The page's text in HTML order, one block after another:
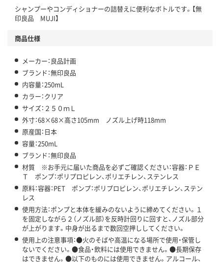
シャンプーやコンディショナーの詰替えに便利なボトルです。【無
印良品 MUJI】
商品仕様
メーカー：良品計画
ブランド：無印良品
内容量：250mL
カラー：クリア
サイズ：２５０ｍＬ
外寸：68×68×高さ105mm ノズル上げ時118mm
原産国：日本
容量：250mL
ブランド：無印良品
材質 ※お手元に届いた商品を必ずご確認ください：容器：ＰＥ
Ｔ ポンプ：ポリプロピレン、ポリエチレン、ステンレス
原料：容器：PET ポンプ：ポリプロピレン、ポリエチレン、ステン
レス
使用方法：ポンプと本体を緩みのないように締めてください。１
を固定しながら２（ノズル部）を反時計回りに回すと、ノズル部分
が上がります。中身が出るまで数回空押ししてください。
使用上の注意事項：●火のそばや高温になる場所で使用・保管し
ないでください。●食品・飲料には使用できません。●長期保存
はできません。●以下のものには使用できません。アルコール、